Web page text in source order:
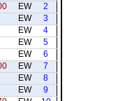
2
EW
3
EW
4
EW
5
EW
6
EW
7
EW
8
EW
9
EW